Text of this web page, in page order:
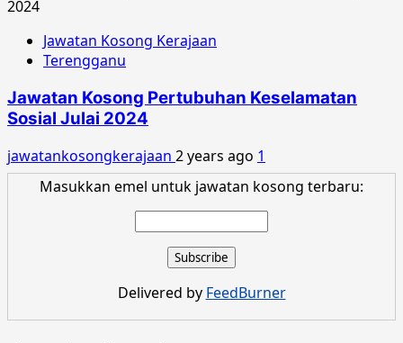
Jawatan Kosong Kerajaan
Terengganu
Jawatan Kosong Pertubuhan Keselamatan
Sosial Julai 2024
jawatankosongkerajaan 2 years ago 1
Masukkan emel untuk jawatan kosong terbaru:
Delivered by FeedBurner